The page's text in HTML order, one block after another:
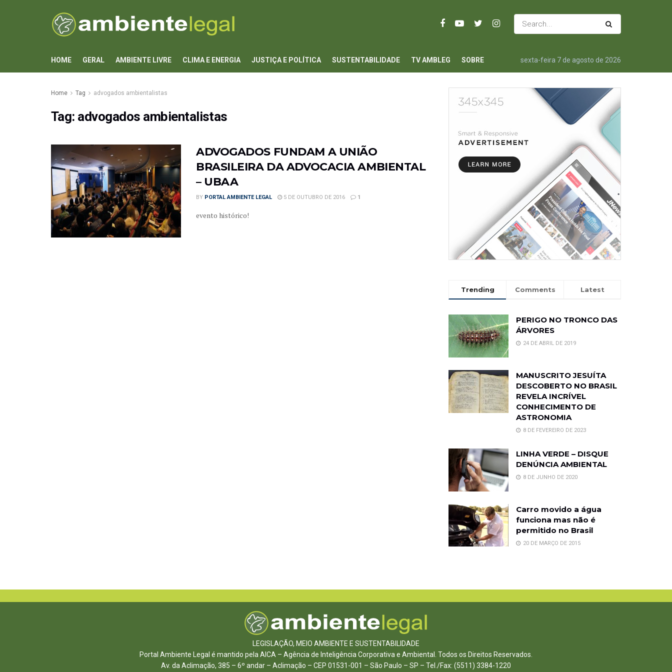
HOME GERAL AMBIENTE LIVRE CLIMA E ENERGIA JUSTIÇA E POLÍTICA SUSTENTABILIDADE TV AMBLEG SOBRE sexta-feira 7 de agosto de 2026
Home Tag advogados ambientalistas
Tag: advogados ambientalistas
ADVOGADOS FUNDAM A UNIÃO
BRASILEIRA DA ADVOCACIA AMBIENTAL
– UBAA
BY PORTAL AMBIENTE LEGAL 5 DE OUTUBRO DE 2016 1
evento histórico!
Trending Comments Latest
PERIGO NO TRONCO DAS
ÁRVORES
24 DE ABRIL DE 2019
MANUSCRITO JESUÍTA
DESCOBERTO NO BRASIL
REVELA INCRÍVEL
CONHECIMENTO DE
ASTRONOMIA
8 DE FEVEREIRO DE 2023
LINHA VERDE – DISQUE
DENÚNCIA AMBIENTAL
8 DE JUNHO DE 2020
Carro movido a água
funciona mas não é
permitido no Brasil
20 DE MARÇO DE 2015
LEGISLAÇÃO, MEIO AMBIENTE E SUSTENTABILIDADE
Portal Ambiente Legal é mantido pela AICA – Agência de Inteligência Corporativa e Ambiental. Todos os Direitos Reservados.
Av. da Aclimação, 385 – 6º andar – Aclimação – CEP 01531-001 – São Paulo – SP – Tel./Fax: (5511) 3384-1220